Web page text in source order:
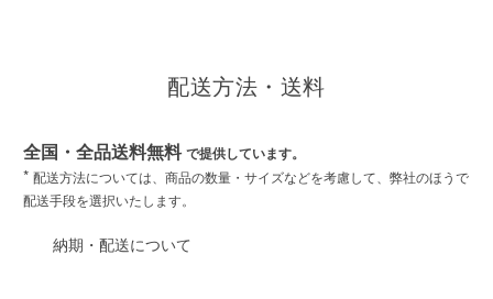
配送方法・送料
全国・全品送料無料 で提供しています。
* 配送方法については、商品の数量・サイズなどを考慮して、弊社のほうで
配送手段を選択いたします。
納期・配送について